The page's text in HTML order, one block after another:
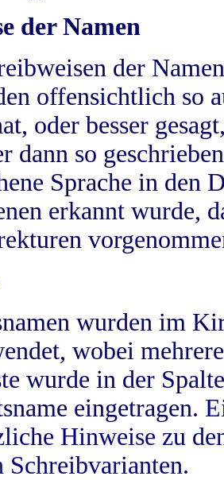
der Namen
der
offensichtlich so
oder besser
dann so
Sprache in
erkannt wurde,
wurden im
wobei
wurde in der
eingetragen.
Hinweise zu
Schreibvarianten.